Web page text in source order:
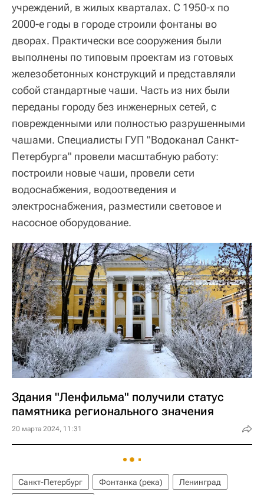
учреждений, в жилых кварталах. С 1950-х по
2000-е годы в городе строили фонтаны во
дворах. Практически все сооружения были
выполнены по типовым проектам из готовых
железобетонных конструкций и представляли
собой стандартные чаши. Часть из них были
переданы городу без инженерных сетей, с
поврежденными или полностью разрушенными
чашами. Специалисты ГУП "Водоканал Санкт-
Петербурга" провели масштабную работу:
построили новые чаши, провели сети
водоснабжения, водоотведения и
электроснабжения, разместили световое и
насосное оборудование.
Здания "Ленфильма" получили статус
памятника регионального значения
20 марта 2024, 11:31
Санкт-Петербург Фонтанка (река)
Ленинград